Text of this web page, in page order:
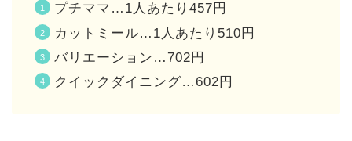
プチママ…1人あたり457円
カットミール…1人あたり510円
バリエーション…702円
クイックダイニング…602円